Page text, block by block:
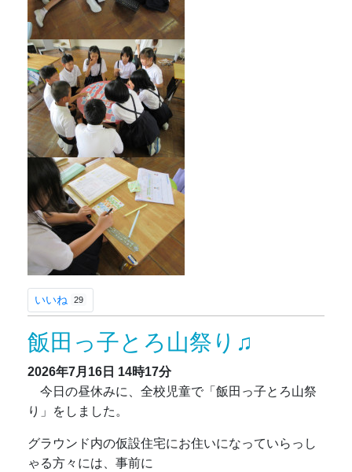
いいね 29
飯田っ子とろ山祭り♫
2026年7月16日 14時17分
今日の昼休みに、全校児童で「飯田っ子とろ山祭
り」をしました。
グラウンド内の仮設住宅にお住いになっていらっし
ゃる方々には、事前に